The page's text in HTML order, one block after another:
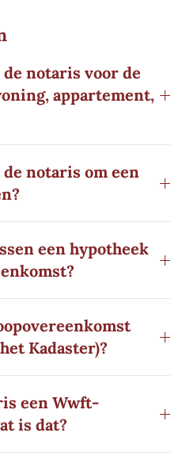
notaris voor de
appartement,
notaris om een
een hypotheek
Kadaster)?
een Wwft-
is dat?